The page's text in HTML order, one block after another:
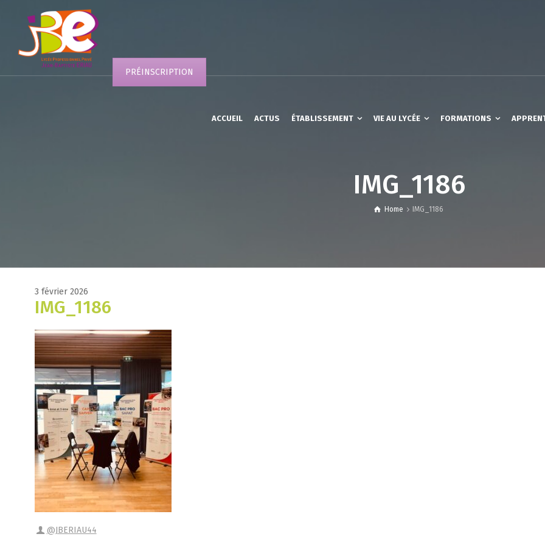
PRÉINSCRIPTION
ACCUEIL ACTUS ÉTABLISSEMENT VIE AU LYCÉE FORMATIONS
IMG_1186
Home IMG_1186
3 février 2026
IMG_1186
@JBERIAU44